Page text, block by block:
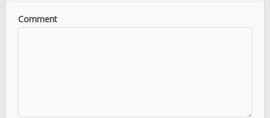
Comment